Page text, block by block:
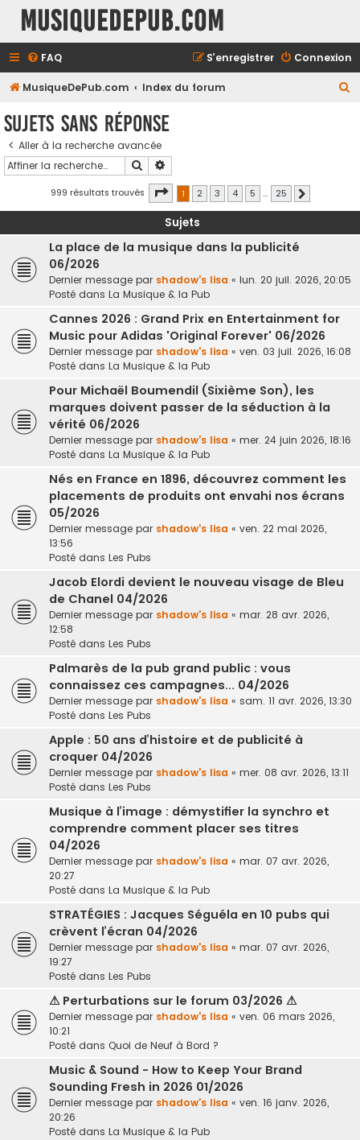
MusiqueDePub.com
FAQ Connexion
S’enregistrer
MusiqueDePub.com Index du forum
c
h
Sujets sans réponse
Aller à la recherche avancée
Rechercher
999 résultats trouvés Page 1sur25
1 2 3 4 5 … 25
Sujets
La place de la musique dans la publicité
06/2026
Dernier message par shadow's lisa « lun. 20 juil. 2026, 20:05
Posté dans La Musique & la Pub
Cannes 2026 : Grand Prix en Entertainment for
Music pour Adidas 'Original Forever' 06/2026
Dernier message par shadow's lisa « ven. 03 juil. 2026, 16:08
Posté dans La Musique & la Pub
Pour Michaël Boumendil (Sixième Son), les
marques doivent passer de la séduction à la
vérité 06/2026
Dernier message par shadow's lisa « mer. 24 juin 2026, 18:16
Posté dans La Musique & la Pub
Nés en France en 1896, découvrez comment les
placements de produits ont envahi nos écrans
05/2026
Dernier message par shadow's lisa « ven. 22 mai 2026,
13:56
Posté dans Les Pubs
Jacob Elordi devient le nouveau visage de Bleu
de Chanel 04/2026
Dernier message par shadow's lisa « mar. 28 avr. 2026,
12:58
Posté dans Les Pubs
Palmarès de la pub grand public : vous
connaissez ces campagnes... 04/2026
Dernier message par shadow's lisa « sam. 11 avr. 2026, 13:30
Posté dans Les Pubs
Apple : 50 ans d’histoire et de publicité à
croquer 04/2026
Dernier message par shadow's lisa « mer. 08 avr. 2026, 13:11
Posté dans Les Pubs
Musique à l’image : démystifier la synchro et
comprendre comment placer ses titres
04/2026
Dernier message par shadow's lisa « mar. 07 avr. 2026,
20:27
Posté dans La Musique & la Pub
STRATÉGIES : Jacques Séguéla en 10 pubs qui
crèvent l’écran 04/2026
Dernier message par shadow's lisa « mar. 07 avr. 2026,
19:27
Posté dans Les Pubs
⚠ Perturbations sur le forum 03/2026 ⚠
Dernier message par shadow's lisa « ven. 06 mars 2026,
10:21
Posté dans Quoi de Neuf à Bord ?
Music & Sound - How to Keep Your Brand
Sounding Fresh in 2026 01/2026
Dernier message par shadow's lisa « ven. 16 janv. 2026,
20:26
Posté dans La Musique & la Pub